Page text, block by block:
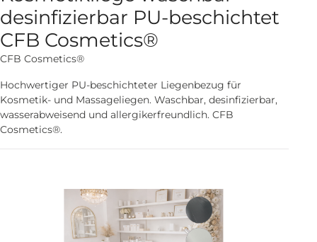
desinfizierbar PU-beschichtet
CFB Cosmetics®
CFB Cosmetics®
Hochwertiger PU-beschichteter Liegenbezug für
Kosmetik- und Massageliegen. Waschbar, desinfizierbar,
wasserabweisend und allergikerfreundlich. CFB
Cosmetics®.